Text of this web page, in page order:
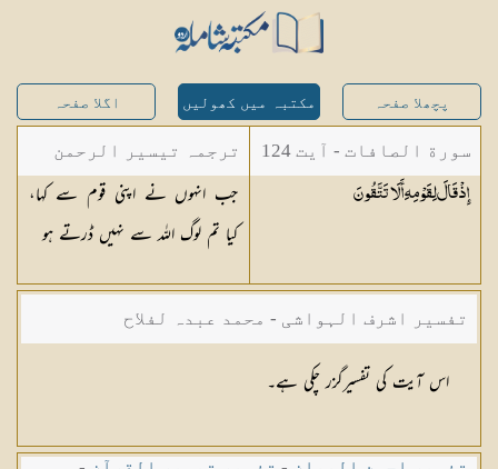
پچھلا صفحہ مکتبہ میں کھولیں اگلا صفحہ
سورة الصافات - آیت 124
إِذْ قَالَ لِقَوْمِهِ أَلَاتَتَّقُونَ
ترجمہ تیسیر الرحمن
لبیان القرآن - محمد
لقمان سلفی
جب انہوں نے اپنی قوم سے کہا،
کیا تم لوگ اللہ سے نہیں ڈرتے ہو
تفسیر اشرف الہواشی - محمد عبدہ لفلاح
اس آیت کی تفسیرگزر چکی ہے۔